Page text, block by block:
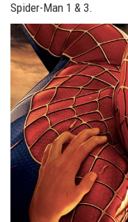
Spider-Man 1 & 3.